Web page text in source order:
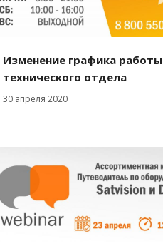
Изменение графика работы
технического отдела
30 апреля 2020